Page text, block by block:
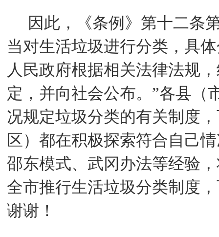
因此，《条例》第十二条
当对生活垃圾进行分类，具
人民政府根据相关法律法规
定，并向社会公布。 ”各县（
况规定垃圾分类的有关制度
区）都在积极探索符合自己
邵东模式、武冈办法等经验
全市推行生活垃圾分类制度
谢谢！